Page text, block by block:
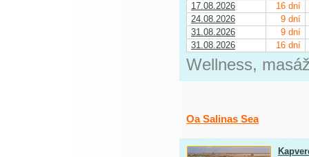
17.08.2026
16 dní
24.08.2026
9 dní
31.08.2026
9 dní
31.08.2026
16 dní
Wellness,
Oa Salinas Sea